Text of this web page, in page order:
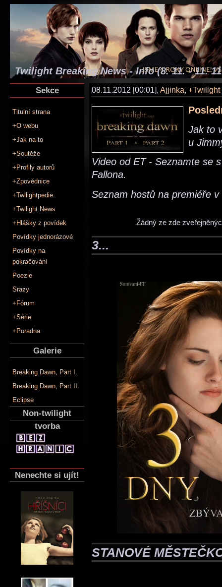
Twilight Breaking News - Info (8. 11. - 11.
Sekce
Titulní strana
+O webu
+Jak na to
+Soutěže
+Profily autorů
+Zpovědnice
+Twilightpedie
+Twilight News
+Hlášky z povídek
Povídky jednorázové
Povídky na
pokračování
Poezie
Srazy
+Fórum
+Série
+Poradna
Galerie
Breaking Dawn, Part I.
Breaking Dawn, Part II.
Eclipse
Non-twilight
tvorba
Nenechte si ujít!
08.11.2012 [00:01], Ajjinka, +Twilight
Jak to
u
Video od ET - Seznamte se
Fallona.
Seznam hostů na premiéře
Žádný ze zde
3...
STANOVÉ